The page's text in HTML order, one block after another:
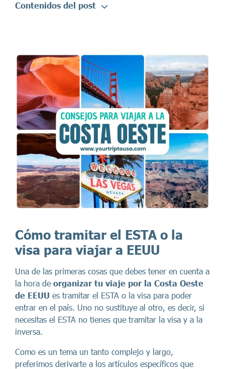
Contenidos del post
Cómo tramitar el ESTA o la
visa para viajar a EEUU
Una de las primeras cosas que debes tener en cuenta a
la hora de organizar tu viaje por la Costa Oeste
de EEUU es tramitar el ESTA o la visa para poder
entrar en el país. Uno no sustituye al otro, es decir, si
necesitas el ESTA no tienes que tramitar la visa y a la
inversa.
Como es un tema un tanto complejo y largo,
preferimos derivarte a los artículos específicos que